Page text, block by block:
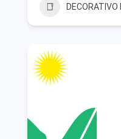
DECORATIVO